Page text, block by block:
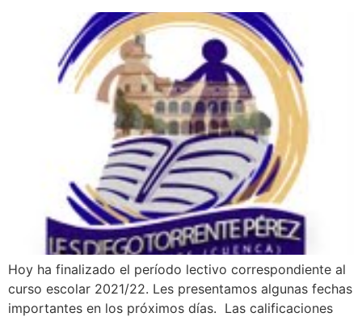
Hoy ha finalizado el período lectivo correspondiente al
curso escolar 2021/22. Les presentamos algunas fechas
importantes en los próximos días. Las calificaciones